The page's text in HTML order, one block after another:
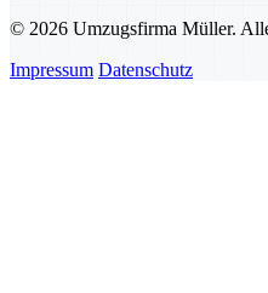
© 2026 Umzugsfirma Müller.
Impressum Datenschutz